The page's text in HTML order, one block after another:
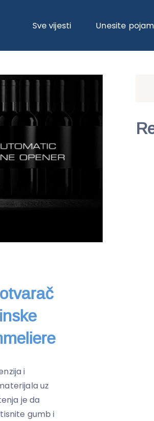
Sve vijesti Unesite
GADGET ZA SVE VINSKE ENTUZIJASTE I
i
uz
je da
gumb i